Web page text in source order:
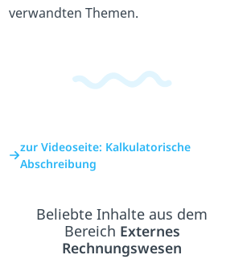
verwandten Themen.
zur Videoseite: Kalkulatorische
Abschreibung
Beliebte Inhalte aus dem
Bereich Externes
Rechnungswesen